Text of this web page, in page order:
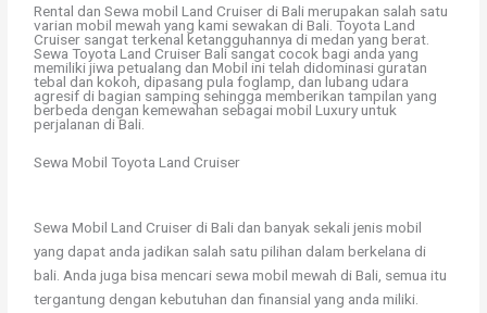
Rental dan Sewa mobil Land Cruiser di Bali merupakan salah satu
varian mobil mewah yang kami sewakan di Bali. Toyota Land
Cruiser sangat terkenal ketangguhannya di medan yang berat.
Sewa Toyota Land Cruiser Bali sangat cocok bagi anda yang
memiliki jiwa petualang dan Mobil ini telah didominasi guratan
tebal dan kokoh, dipasang pula foglamp, dan lubang udara
agresif di bagian samping sehingga memberikan tampilan yang
berbeda dengan kemewahan sebagai mobil Luxury untuk
perjalanan di Bali.
Sewa Mobil Toyota Land Cruiser
Sewa Mobil Land Cruiser di Bali dan banyak sekali jenis mobil
yang dapat anda jadikan salah satu pilihan dalam berkelana di
bali. Anda juga bisa mencari sewa mobil mewah di Bali, semua itu
tergantung dengan kebutuhan dan finansial yang anda miliki.